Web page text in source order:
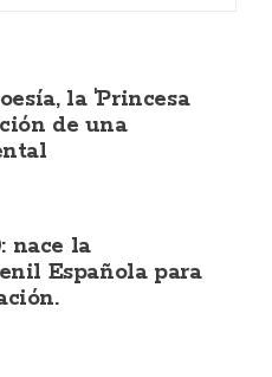
la 'Princesa
de una
nace la
Española para